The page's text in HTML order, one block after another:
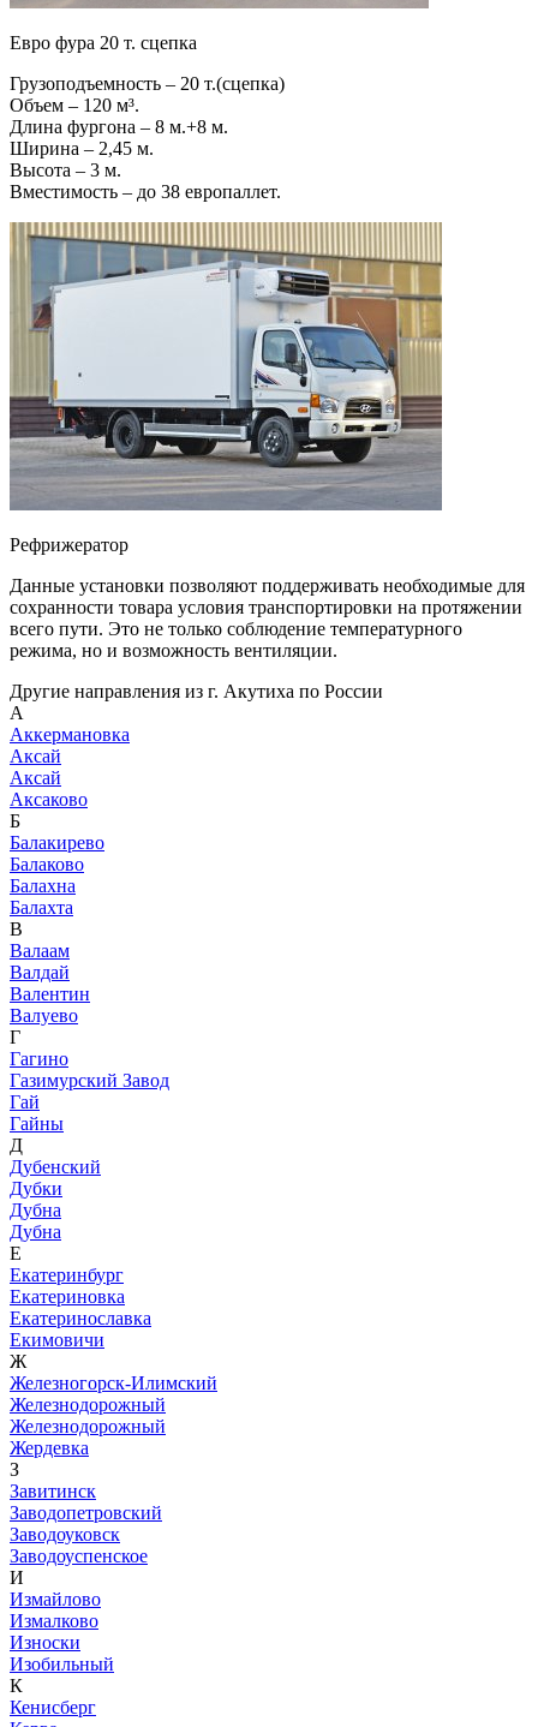
Евро фура 20 т. сцепка
Грузоподъемность – 20 т.(сцепка)
Объем – 120 м³.
Длина фургона – 8 м.+8 м.
Ширина – 2,45 м.
Высота – 3 м.
Вместимость – до 38 европаллет.
Рефрижератор
Данные установки позволяют поддерживать необходимые для
сохранности товара условия транспортировки на протяжении
всего пути. Это не только соблюдение температурного
режима, но и возможность вентиляции.
Другие направления из г. Акутиха по России
А
Аккермановка
Аксай
Аксай
Аксаково
Б
Балакирево
Балаково
Балахна
Балахта
В
Валаам
Валдай
Валентин
Валуево
Г
Гагино
Газимурский Завод
Гай
Гайны
Д
Дубенский
Дубки
Дубна
Дубна
Е
Екатеринбург
Екатериновка
Екатеринославка
Екимовичи
Ж
Железногорск-Илимский
Железнодорожный
Железнодорожный
Жердевка
З
Завитинск
Заводопетровский
Заводоуковск
Заводоуспенское
И
Измайлово
Измалково
Износки
Изобильный
К
Кенисберг